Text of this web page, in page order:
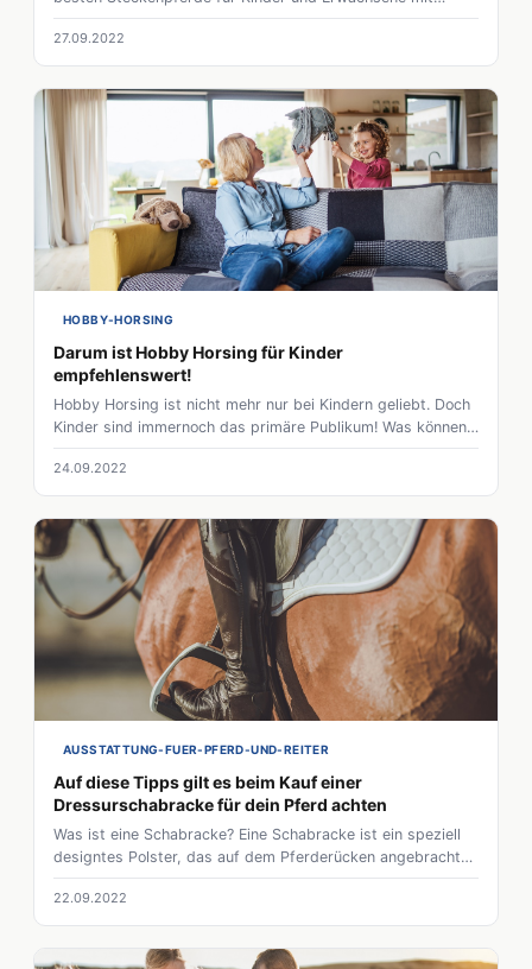
diesem umfassenden Vergleich und Kaufratgeber!
27.09.2022
HOBBY-HORSING
Darum ist Hobby Horsing für Kinder
empfehlenswert!
Hobby Horsing ist nicht mehr nur bei Kindern geliebt. Doch
Kinder sind immernoch das primäre Publikum! Was können
Kinder aus dem Sport auf dem Steckenpferd gewinnen? Wir
zeigen die Vorteile von Hobby Horsing für Kinder!
24.09.2022
AUSSTATTUNG-FUER-PFERD-UND-REITER
Auf diese Tipps gilt es beim Kauf einer
Dressurschabracke für dein Pferd achten
Was ist eine Schabracke? Eine Schabracke ist ein speziell
designtes Polster, das auf dem Pferderücken angebracht
wird. Dressurschabracken für Pferde gibt es in vielen
verschiedenen Varianten, Ausführungen, sowie Materialien
und können für alle möglichen Zwecke verwendet werden,
von der Wärmeisolierung im Winter bis zur Absorption von
22.09.2022